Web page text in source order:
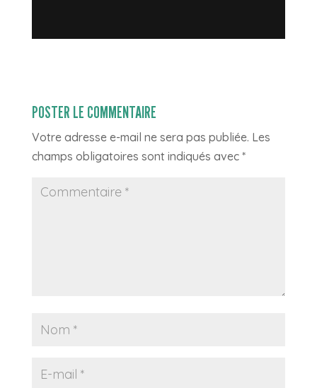
POSTER LE COMMENTAIRE
Votre adresse e-mail ne sera pas publiée. Les
champs obligatoires sont indiqués avec *